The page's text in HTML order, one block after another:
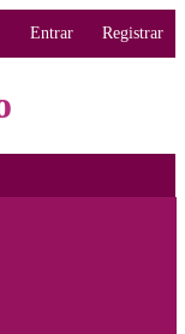
Entrar Registrar